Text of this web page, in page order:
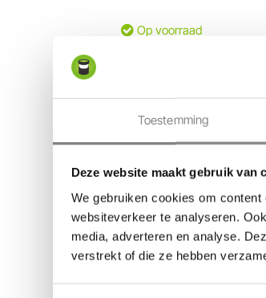
Toestemming
Deze website maakt gebruik van
We gebruiken cookies om
websiteverkeer te analyseren.
media, adverteren en analyse.
verstrekt of die ze hebben
Op voorraad